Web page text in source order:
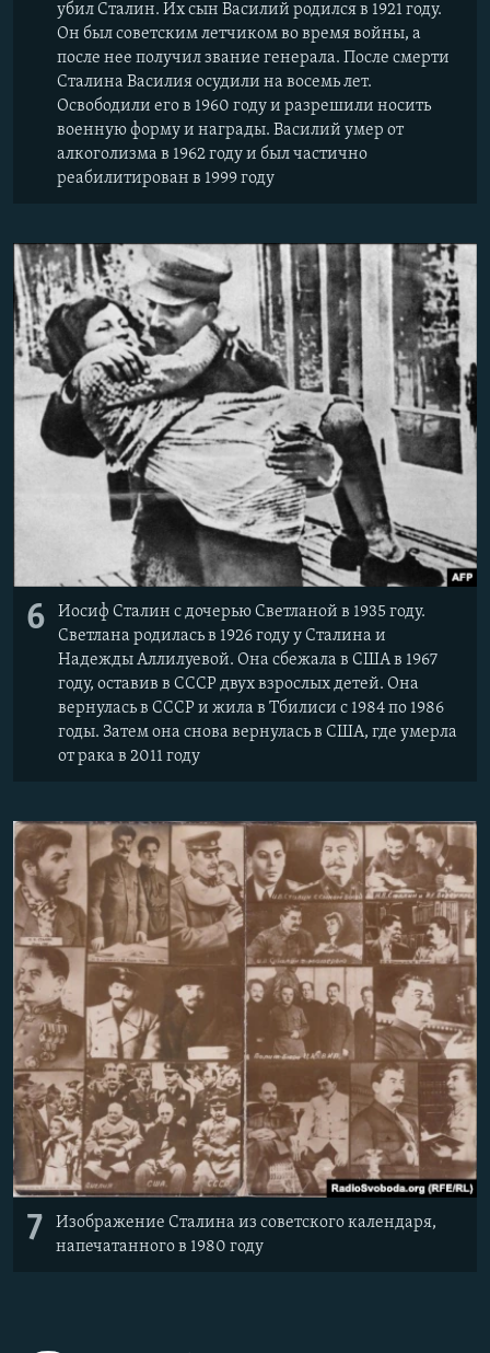
убил Сталин. Их сын Василий родился в 1921 году.
Он был советским летчиком во время войны, а
после нее получил звание генерала. После смерти
Сталина Василия осудили на восемь лет.
Освободили его в 1960 году и разрешили носить
военную форму и награды. Василий умер от
алкоголизма в 1962 году и был частично
реабилитирован в 1999 году
6
Иосиф Сталин с дочерью Светланой в 1935 году.
Светлана родилась в 1926 году у Сталина и
Надежды Аллилуевой. Она сбежала в США в 1967
году, оставив в СССР двух взрослых детей. Она
вернулась в СССР и жила в Тбилиси с 1984 по 1986
годы. Затем она снова вернулась в США, где умерла
от рака в 2011 году
7
Изображение Сталина из советского календаря,
напечатанного в 1980 году